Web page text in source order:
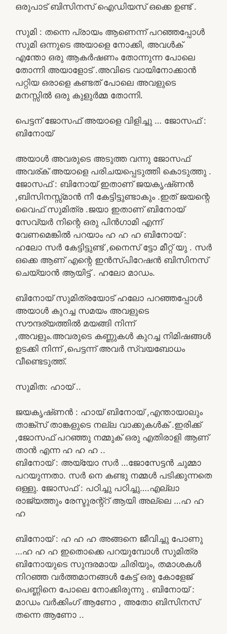
ഒരുപാട് ബിസിനസ് ഐഡിയസ് ഒക്കെ ഉണ്ട് .
സുമി : തന്നെ പ്രായം ആണെന്ന് പറഞ്ഞപ്പോൾ
സുമി ഒന്നുടെ അയാളെ നോക്കി, അവൾക്
എന്തോ ഒരു ആകർഷണം തോന്നുന്ന പോലെ
തോന്നി അയാളോട് .അവിടെ വായിനോക്കാൻ
പറ്റിയ ഒരാളെ കണ്ടത് പോലെ അവളുടെ
മനസ്സിൽ ഒരു കുളുർമ്മ തോന്നി.
പെട്ടന് ജോസഫ് അയാളെ വിളിച്ചു … ജോസഫ് :
ബിനോയ്
അയാൾ അവരുടെ അടുത്ത വന്നു ജോസഫ്
അവര്ക് അയാളെ പരിചയപ്പെടുത്തി കൊടുത്തു .
ജോസഫ് : ബിനോയ് ഇതാണ് ജയകൃഷ്‌ണൻ
,ബിസിനസ്സ്മാൻ നീ കേട്ടിട്ടുണ്ടാകും .ഇത് ജയന്റെ
വൈഫ് സുമിത്ര .ജയാ ഇതാണ് ബിനോയ്
സേവ്യർ നിന്റെ ഒരു പിൻഗാമി എന്ന്
വേണമെങ്കിൽ പറയാം ഹ ഹ ഹ ബിനോയ് :
ഹലോ സർ കേട്ടിട്ടുണ്ട് ,നൈസ് ട്ടോ മീറ്റ് യു . സർ
ഒക്കെ ആണ് എന്റെ ഇൻസ്പിറേഷൻ ബിസിനസ്
ചെയ്യാൻ ആയിട്ട് . ഹലോ മാഡം.
ബിനോയ് സുമിത്രയോട് ഹലോ പറഞ്ഞപ്പോൾ
അയാൾ കുറച്ച സമയം അവളുടെ
സൗന്ദര്യത്തിൽ മയങ്ങി നിന്ന്
,അവളും.അവരുടെ കണ്ണുകൾ കുറച്ച നിമിഷങ്ങൾ
ഉടക്കി നിന്ന് ,പെട്ടന്ന് അവർ സ്വയബോധം
വീണ്ടെടുത്ത്.
സുമിത: ഹായ് ..
ജയകൃഷ്‌ണൻ : ഹായ് ബിനോയ് ,എന്തായാലും
താങ്ക്‌സ് താങ്കളുടെ നല്ല വാക്കുകൾക് .ഇരിക്ക്
,ജോസഫ് പറഞ്ഞു നമ്മുക് ഒരു എതിരാളി ആണ്
താൻ എന്ന ഹ ഹ ഹ ..
ബിനോയ് : അയ്യോ സർ …ജോസേട്ടൻ ചുമ്മാ
പറയുന്നതാ. സർ നെ കണ്ടു നമ്മൾ പടിക്കുന്നതെ
ഒള്ളു. ജോസഫ് : പഠിച്ചു പഠിച്ചു….എല്ലാ
രാജ്യത്തും രേസ്ടുരന്റ്റ് ആയി അല്ലെ …ഹ ഹ
ഹ
ബിനോയ് : ഹ ഹ ഹ അങ്ങനെ ജീവിച്ചു പോണു
…ഹ ഹ ഹ ഇതൊക്കെ പറയുമ്പോൾ സുമിത്ര
ബിനോയുടെ സുന്ദരമായ ചിരിയും, തമാശകൾ
നിറഞ്ഞ വർത്തമാനങ്ങൾ കേട്ട് ഒരു കോളേജ്
പെണ്ണിനെ പോലെ നോക്കിരുന്നു . ബിനോയ് :
മാഡം വർക്കിംഗ് ആണോ , അതോ ബിസിനസ്
തന്നെ ആണോ ..